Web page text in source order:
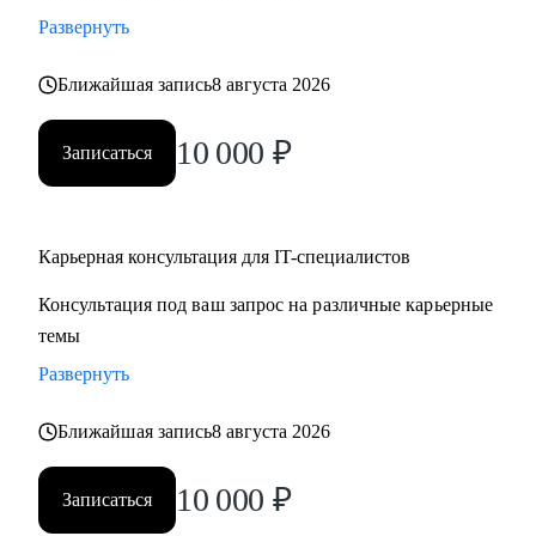
• Стратегии карьерного роста: как перейти с junior на
• Стратегия поиска работы: как и где искать вакансии, как
откликаться, как построить системный подход к поиску
вакансий
• Стратегия релокации в Европу: как выбрать страну, где
• QA, аналитики (бизнес + системные)
• Разработчики
• Project/Product-менеджеры
Развернуть
Ближайшая запись8 августа 2026
Записаться 10 000 ₽
Карьерная консультация для IT-специалистов
Консультация под ваш запрос на различные карьерные
темы
Развернуть
Ближайшая запись8 августа 2026
Записаться 10 000 ₽